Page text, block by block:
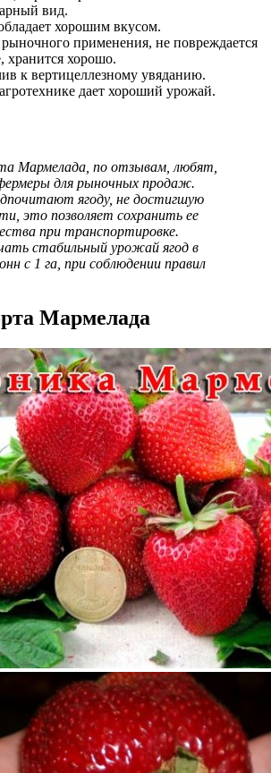
вид.
хорошим вкусом.
применения, не повреждается
хранится хорошо.
к вертицеллезному увяданию.
дает хороший урожай.
Мармелада, по отзывам, любят,
для рыночных продаж.
ягоду, не достигшую
это позволяет сохранить ее
при транспортировке.
стабильный урожай ягод в
с 1 га, при соблюдении правил
Мармелада